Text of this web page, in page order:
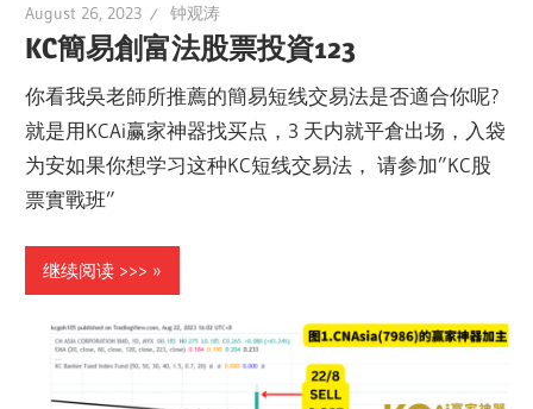
August 26, 2023 钟观涛
KC簡易創富法股票投資123
你看我吳老師所推薦的簡易短线交易法是否適合你呢?
就是用KCAi赢家神器找买点，3 天内就平倉出场，入袋
为安如果你想学习这种KC短线交易法， 请参加”KC股
票實戰班”
继续阅读 >>>